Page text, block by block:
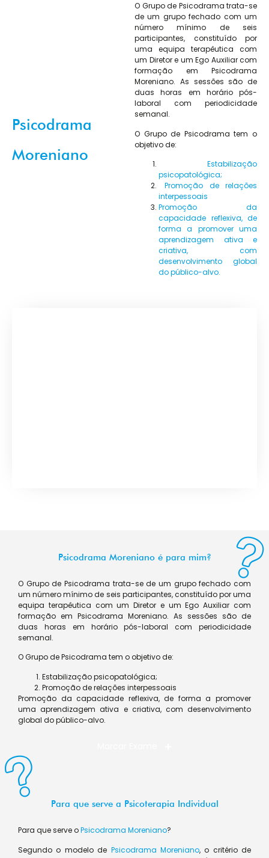
Psicodrama
Moreniano
O Grupo de Psicodrama trata-se
de um grupo fechado com um
número mínimo de seis
participantes, constituído por
uma equipa terapêutica com
um Diretor e um Ego Auxiliar com
formação em Psicodrama
Moreniano. As sessões são de
duas horas em horário pós-
laboral com periodicidade
semanal.
O Grupo de Psicodrama tem o
objetivo de:
Estabilização
psicopatológica;
Promoção de relações
interpessoais
Promoção da
capacidade reflexiva, de
forma a promover uma
aprendizagem ativa e
criativa, com
desenvolvimento global
do público-alvo.
Psicodrama Moreniano é para mim?
O Grupo de Psicodrama trata-se de um grupo fechado com
um número mínimo de seis participantes, constituído por uma
equipa terapêutica com um Diretor e um Ego Auxiliar com
formação em Psicodrama Moreniano. As sessões são de
duas horas em horário pós-laboral com periodicidade
semanal.
O Grupo de Psicodrama tem o objetivo de:
Estabilização psicopatológica;
Promoção de relações interpessoais
Promoção da capacidade reflexiva, de forma a promover
uma aprendizagem ativa e criativa, com desenvolvimento
global do público-alvo.
Para que serve a Psicoterapia Individual
Para que serve oPsicodrama Moreniano?
Segundo o modelo de Psicodrama Moreniano, o critério de